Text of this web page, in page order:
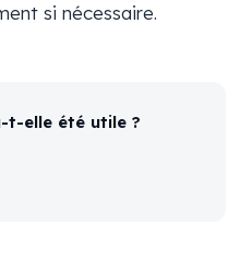
si nécessaire.
t-elle été utile ?